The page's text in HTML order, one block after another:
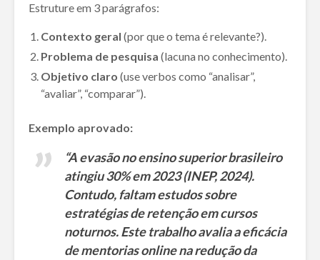
Estruture em 3 parágrafos:
Contexto geral (por que o tema é relevante?).
Problema de pesquisa (lacuna no conhecimento).
Objetivo claro (use verbos como “analisar”,
“avaliar”, “comparar”).
Exemplo aprovado:
“A evasão no ensino superior brasileiro
atingiu 30% em 2023 (INEP, 2024).
Contudo, faltam estudos sobre
estratégias de retenção em cursos
noturnos. Este trabalho avalia a eficácia
de mentorias online na redução da